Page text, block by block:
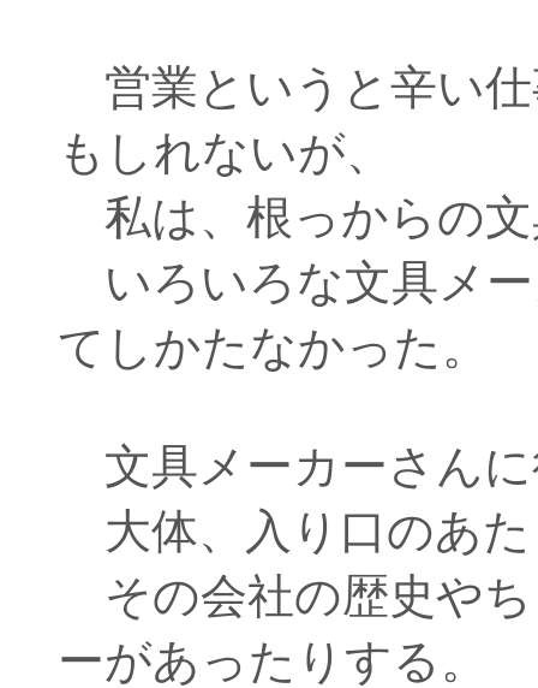
営業というと辛い
もしれないが、
私は、根っからの
いろいろな文具メ
てしかたなかった。
文具メーカーさん
大体、入り口のあ
その会社の歴史や
ーがあったりする。